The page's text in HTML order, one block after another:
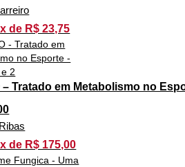
de R$ 23,75
– Tratado em Metabolismo no
de R$ 175,00